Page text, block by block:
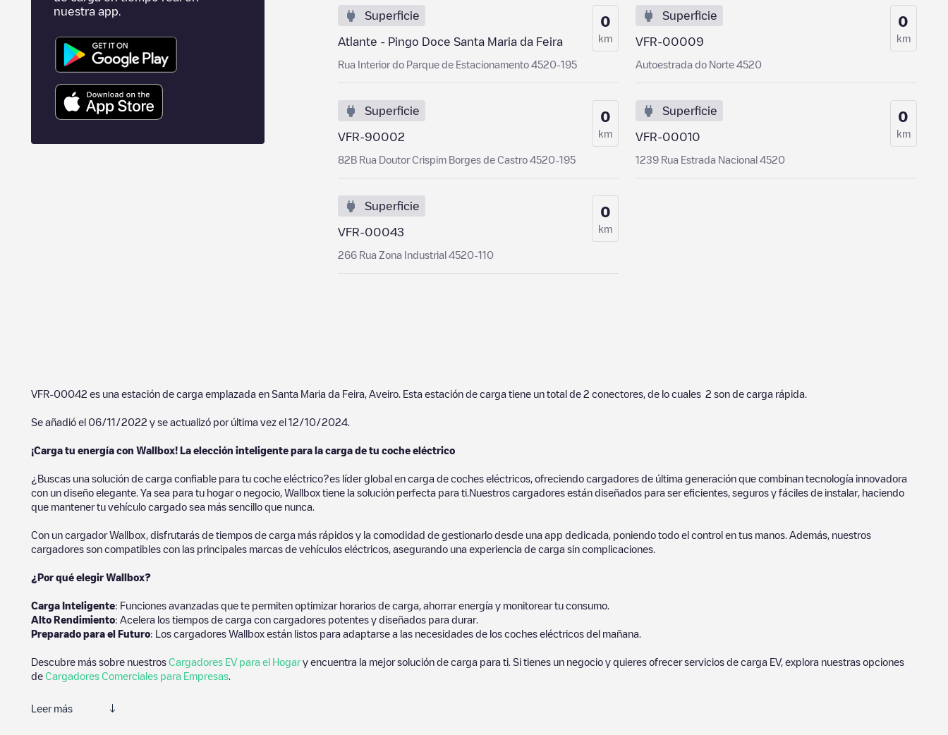
nuestra app.
Superficie
Atlante - Pingo Doce Santa Maria da Feira
Rua Interior do Parque de Estacionamento 4520-195
0
km
Superficie
VFR-00009
Autoestrada do Norte 4520
0
km
Superficie
VFR-90002
82B Rua Doutor Crispim Borges de Castro 4520-195
0
km
Superficie
VFR-00010
1239 Rua Estrada Nacional 4520
0
km
Superficie
VFR-00043
266 Rua Zona Industrial 4520-110
0
km
VFR-00042 es una estación de carga emplazada en Santa Maria da Feira Aveiro . Esta estación de carga tiene un total de 2 conectores, de lo cuales 2 son de carga rápida.
Se añadió el 06/11/2022 y se actualizó por última vez el 12/10/2024
¡Carga tu energía con Wallbox! La elección inteligente para la carga de tu coche eléctrico
¿Buscas una solución de carga confiable para tu coche eléctrico?es líder global en carga de coches eléctricos, ofreciendo cargadores de última generación que combinan tecnología innovadora
con un diseño elegante. Ya sea para tu hogar o negocio, Wallbox tiene la solución perfecta para ti.Nuestros cargadores están diseñados para ser eficientes, seguros y fáciles de instalar, haciendo
que mantener tu vehículo cargado sea más sencillo que nunca.
Con un cargador Wallbox, disfrutarás de tiempos de carga más rápidos y la comodidad de gestionarlo desde una app dedicada, poniendo todo el control en tus manos. Además, nuestros
cargadores son compatibles con las principales marcas de vehículos eléctricos, asegurando una experiencia de carga sin complicaciones.
¿Por qué elegir Wallbox?
Carga Inteligente: Funciones avanzadas que te permiten optimizar horarios de carga, ahorrar energía y monitorear tu consumo.
Alto Rendimiento: Acelera los tiempos de carga con cargadores potentes y diseñados para durar.
Preparado para el Futuro: Los cargadores Wallbox están listos para adaptarse a las necesidades de los coches eléctricos del mañana.
Descubre más sobre nuestros Cargadores EV para el Hogary encuentra la mejor solución de carga para ti. Si tienes un negocio y quieres ofrecer servicios de carga EV, explora nuestras opciones
de Cargadores Comerciales para Empresas
Leer más